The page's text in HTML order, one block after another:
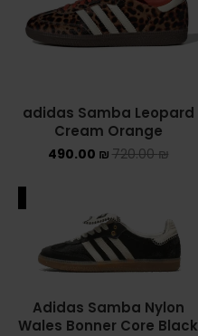
adidas Samba Leopard
Cream Orange
720.00₪
490.00 ₪
Adidas Samba Nylon
Wales Bonner Core Black